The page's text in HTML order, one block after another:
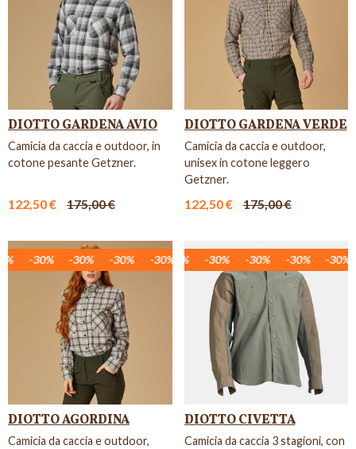
DIOTTO GARDENA AVIO
Camicia da caccia e outdoor, in
cotone pesante Getzner.
122,50 € 175,00 €
DIOTTO GARDENA VERDE
Camicia da caccia e outdoor,
unisex in cotone leggero
Getzner.
122,50 € 175,00 €
-30% -30% -30% -30% -30% -30% -30% -30% -
DIOTTO AGORDINA
Camicia da caccia e outdoor,
-30% -30% -30% -30% -30% -30% -30% -30%
DIOTTO CIVETTA
Camicia da caccia 3 stagioni, con